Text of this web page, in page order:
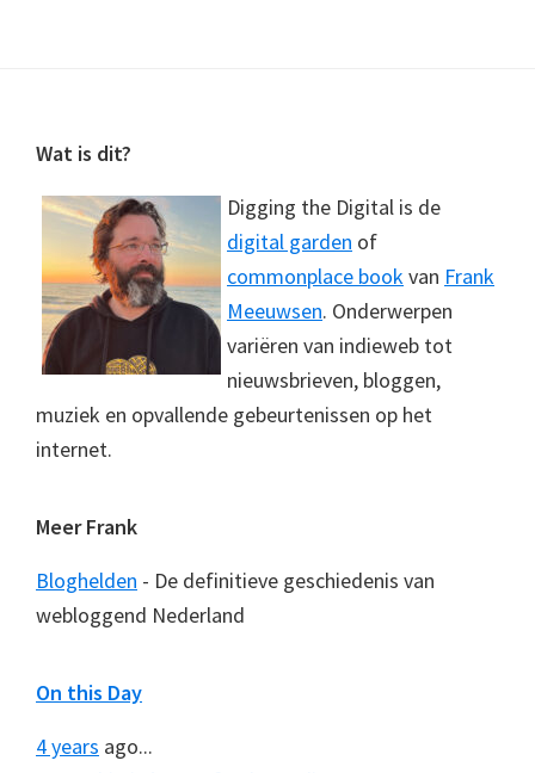
Footer
Wat is dit?
Digging the Digital is de
digital garden of
commonplace bookvan Frank
Meeuwsen. Onderwerpen
variëren van indieweb tot
nieuwsbrieven, bloggen,
muziek en opvallende gebeurtenissen op het
internet.
Meer Frank
Bloghelden - De definitieve geschiedenis van
webloggend Nederland
On this Day
4 years ago...